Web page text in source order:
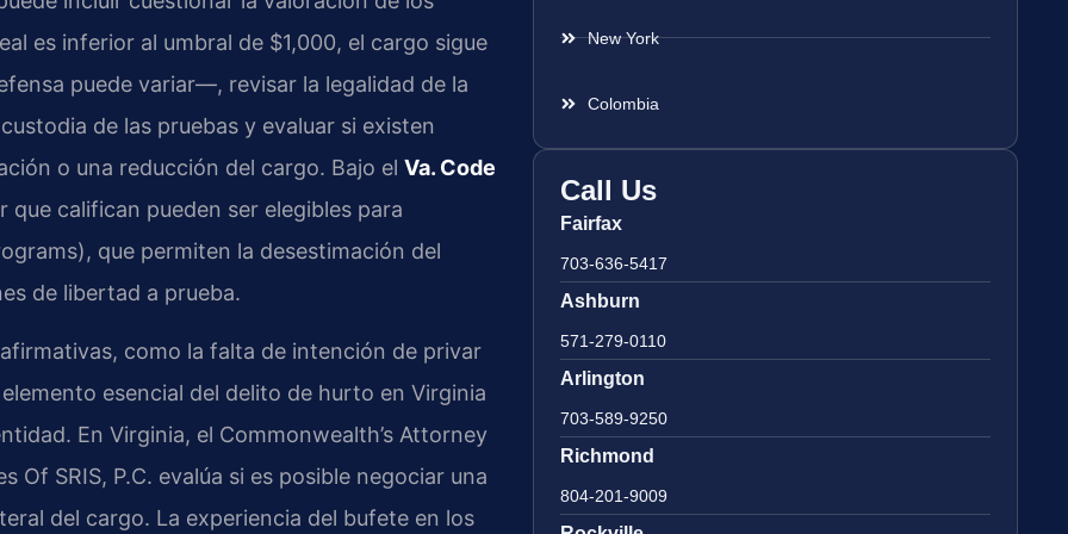
es inferior al umbral de $1,000, el cargo sigue
puede variar—, revisar la legalidad de la
de las pruebas y evaluar si existen
o una reducción del cargo. Bajo el Va. Code
califican pueden ser elegibles para
que permiten la desestimación del
de libertad a prueba.
como la falta de intención de privar
esencial del delito de hurto en Virginia
En Virginia, el Commonwealth’s Attorney
SRIS, P.C. evalúa si es posible negociar una
del cargo. La experiencia del bufete en los
New York
Colombia
Call Us
Fairfax
703-636-5417
Ashburn
571-279-0110
Arlington
703-589-9250
Richmond
804-201-9009